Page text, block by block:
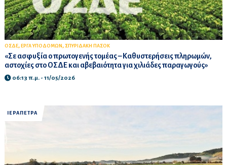
ΟΣΔΕ, ΕΡΓΑ ΥΠΟΔΟΜΩΝ , ΣΠΥΡΙΔΑΚΗ ΠΑΣΟΚ
«Σε ασφυξία ο πρωτογενής τομέας – Καθυστερήσεις πληρωμών,
αστοχίες στο ΟΣΔΕ και αβεβαιότητα για χιλιάδες παραγωγούς»
06:13 π.μ. - 11/05/2026
ΙΕΡΑΠΕΤΡΑ